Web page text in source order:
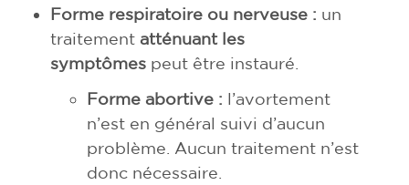
Forme respiratoire ou nerveuse : un
traitement atténuant les
symptômes peut être instauré.
Forme abortive : l’avortement
n’est en général suivi d’aucun
problème. Aucun traitement n’est
donc nécessaire.